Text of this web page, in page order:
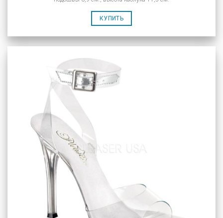
КУПИТЬ